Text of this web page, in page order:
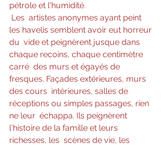
pétrole et l'humidité.
Les  artistes anonymes ayant peint
les havelis semblent avoir eut horreur
du  vide et peignèrent jusque dans
chaque recoins, chaque centimètre
carré  des murs et égayés de
fresques. Façades extérieures, murs
des cours  intérieures, salles de
réceptions ou simples passages, rien
ne leur  échappa. Ils peignèrent
l'histoire de la famille et leurs
richesses, les  scènes de vie, les